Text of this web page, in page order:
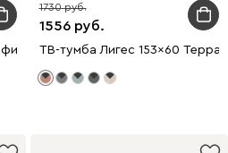
1556
1730
ТВ-тумба Лигес 153x60